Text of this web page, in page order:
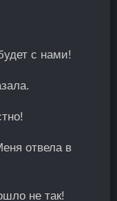
с нами!
отвела в
не так!